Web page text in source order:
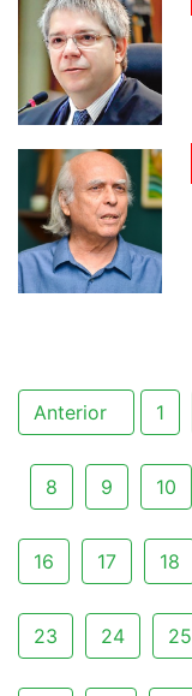
Anterior 1
8 9 10
16 17 18
23 24 25